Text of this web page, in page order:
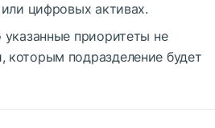
цифровых активах.
приоритеты не
подразделение будет